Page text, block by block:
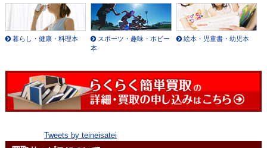
暮らし・健康・料理本
スポーツ・趣味・ホビー
本
絵本・児童書・幼児本
Tweets by teineisatei